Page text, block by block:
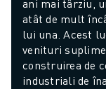
ani mai târziu,
atât de mult
lui una. Acest
venituri
construirea de
industriali de